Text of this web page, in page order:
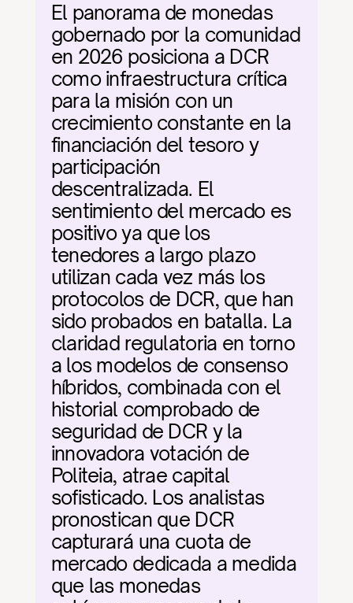
El panorama de monedas
gobernado por la comunidad
en 2026 posiciona a DCR
como infraestructura crítica
para la misión con un
crecimiento constante en la
financiación del tesoro y
participación
descentralizada. El
sentimiento del mercado es
positivo ya que los
tenedores a largo plazo
utilizan cada vez más los
protocolos de DCR, que han
sido probados en batalla. La
claridad regulatoria en torno
a los modelos de consenso
híbridos, combinada con el
historial comprobado de
seguridad de DCR y la
innovadora votación de
Politeia, atrae capital
sofisticado. Los analistas
pronostican que DCR
capturará una cuota de
mercado dedicada a medida
que las monedas